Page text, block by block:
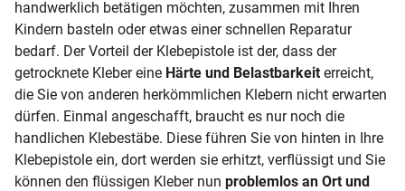
handwerklich betätigen möchten, zusammen mit Ihren
Kindern basteln oder etwas einer schnellen Reparatur
bedarf. Der Vorteil der Klebepistole ist der, dass der
getrocknete Kleber eine Härte und Belastbarkeit erreicht,
die Sie von anderen herkömmlichen Klebern nicht erwarten
dürfen. Einmal angeschafft, braucht es nur noch die
handlichen Klebestäbe. Diese führen Sie von hinten in Ihre
Klebepistole ein, dort werden sie erhitzt, verflüssigt und Sie
können den flüssigen Kleber nun problemlos an Ort und